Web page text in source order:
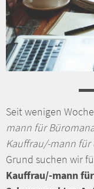
Seit wenigen
mann für
Kauffrau/-mann für
Grund suchen wir
Kauffrau/-mann